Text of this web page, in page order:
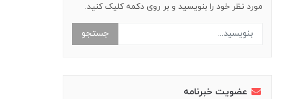
مورد نظر خود را بنویسید و بر روی دکمه کلیک کنید.
جستجو
عضویت خبرنامه